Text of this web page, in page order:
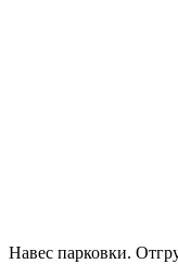
Навес парковки.